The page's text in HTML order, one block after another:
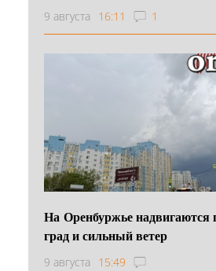
9 августа 16:11 1
На Оренбуржье надвигаются
град и сильный ветер
9 августа 15:49